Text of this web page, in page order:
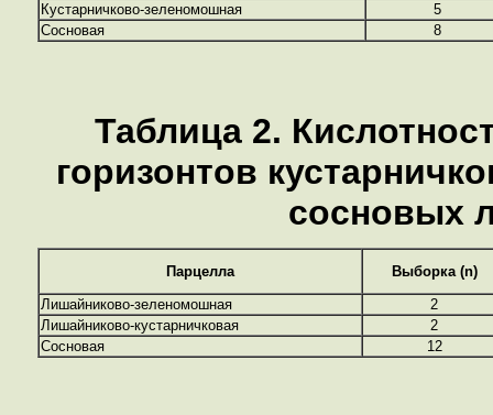
Кустарничково-зеленомошная
5
Сосновая
8
Таблица 2.
горизонтов
сосновых
Парцелла
Выборка (n)
Лишайниково-зеленомошная
2
Лишайниково-кустарничковая
2
Сосновая
12